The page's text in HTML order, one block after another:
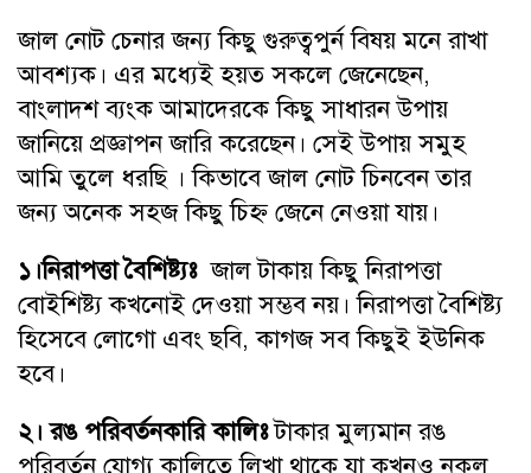
জাল নোট চেনার জন্য কিছু গুরুত্বপুর্ন বিষয় মনে রাখা
আবশ্যক। এর মধ্যেই হয়ত সকলে জেনেছেন,
বাংলাদশ ব্যংক আমাদেরকে কিছু সাধারন উপায়
জানিয়ে প্রজ্ঞাপন জারি করেছেন। সেই উপায় সমুহ
আমি তুলে ধরছি । কিভাবে জাল নোট চিনবেন তার
জন্য অনেক সহজ কিছু চিহ্ন জেনে নেওয়া যায়।
১।নিরাপত্তা বৈশিষ্ট্যঃ জাল টাকায় কিছু নিরাপত্তা
বোইশিষ্ট্য কখনোই দেওয়া সম্ভব নয়। নিরাপত্তা বৈশিষ্ট্য
হিসেবে লোগো এবং ছবি, কাগজ সব কিছুই ইউনিক
হবে।
২। রঙ পরিবর্তনকারি কালিঃটাকার মুল্যমান রঙ
পরিবর্তন যোগ্য কালিতে লিখা থাকে যা কখনও নকল